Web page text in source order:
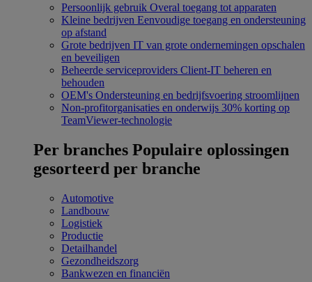
Persoonlijk gebruik Overal toegang tot apparaten
Kleine bedrijven Eenvoudige toegang en ondersteuning
op afstand
Grote bedrijven IT van grote ondernemingen opschalen
en beveiligen
Beheerde serviceproviders Client-IT beheren en
behouden
OEM's Ondersteuning en bedrijfsvoering stroomlijnen
Non-profitorganisaties en onderwijs 30% korting op
TeamViewer-technologie
Per branches Populaire oplossingen
gesorteerd per branche
Automotive
Landbouw
Logistiek
Productie
Detailhandel
Gezondheidszorg
Bankwezen en financiën